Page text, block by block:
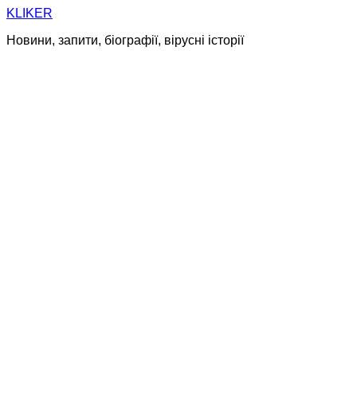
Skip
content
KLIKER
Новини, запити, біографії, вірусні історії